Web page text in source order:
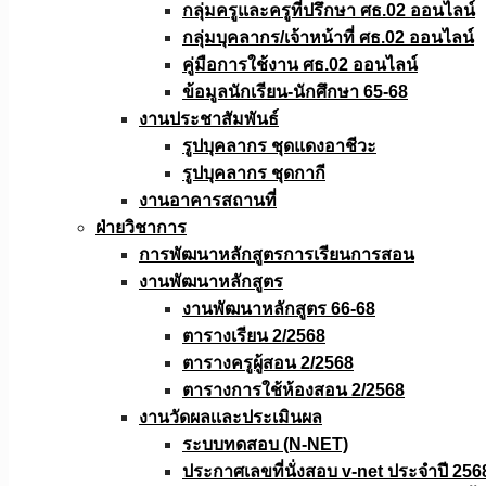
กลุ่มครูและครูที่ปรึกษา ศธ.02 ออนไลน์
กลุ่มบุคลากร/เจ้าหน้าที่ ศธ.02 ออนไลน์
คู่มือการใช้งาน ศธ.02 ออนไลน์
ข้อมูลนักเรียน-นักศึกษา 65-68
งานประชาสัมพันธ์
รูปบุคลากร ชุดแดงอาชีวะ
รูปบุคลากร ชุดกากี
งานอาคารสถานที่
ฝ่ายวิชาการ
การพัฒนาหลักสูตรการเรียนการสอน
งานพัฒนาหลักสูตร
งานพัฒนาหลักสูตร 66-68
ตารางเรียน 2/2568
ตารางครูผู้สอน 2/2568
ตารางการใช้ห้องสอน 2/2568
งานวัดผลเเละประเมินผล
ระบบทดสอบ (N-NET)
ประกาศเลขที่นั่งสอบ v-net ประจำปี